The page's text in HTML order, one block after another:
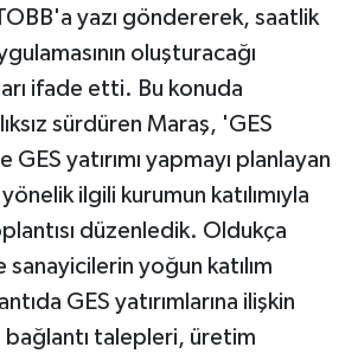
yazı göndererek, saatlik
oluşturacağı
ifade etti. Bu konuda
sürdüren Maraş, 'GES
GES yatırımı yapmayı planlayan
ilgili kurumun katılımıyla
düzenledik. Oldukça
yoğun katılım
GES yatırımlarına ilişkin
bağlantı talepleri, üretim